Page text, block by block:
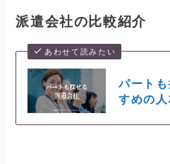
派遣会社の比較紹介
あわせて読みたい
パート
すめの